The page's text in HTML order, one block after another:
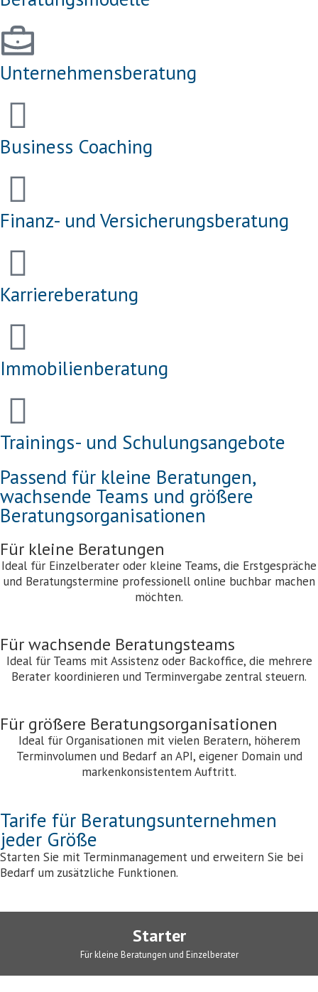
Unternehmensberatung
Business Coaching
Finanz- und Versicherungsberatung
Karriereberatung
Immobilienberatung
Trainings- und Schulungsangebote
Passend für kleine Beratungen,
wachsende Teams und größere
Beratungsorganisationen
Für kleine Beratungen
Ideal für Einzelberater oder kleine Teams, die Erstgespräche
und Beratungstermine professionell online buchbar machen
möchten.
Für wachsende Beratungsteams
Ideal für Teams mit Assistenz oder Backoffice, die mehrere
Berater koordinieren und Terminvergabe zentral steuern.
Für größere Beratungsorganisationen
Ideal für Organisationen mit vielen Beratern, höherem
Terminvolumen und Bedarf an API, eigener Domain und
markenkonsistentem Auftritt.
Tarife für Beratungsunternehmen
jeder Größe
Starten Sie mit Terminmanagement und erweitern Sie bei
Bedarf um zusätzliche Funktionen.
Starter
Für kleine Beratungen und Einzelberater